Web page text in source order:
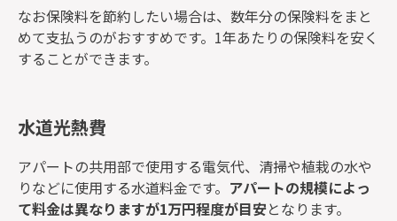
なお保険料を節約したい場合は、数年分の保険料をまと
めて支払うのがおすすめです。1年あたりの保険料を安く
することができます。
水道光熱費
アパートの共用部で使用する電気代、清掃や植栽の水や
りなどに使用する水道料金です。 アパートの規模によっ
て料金は異なりますが1万円程度が目安となります。